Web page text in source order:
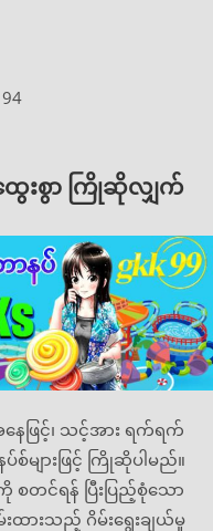
ထွေးစွာ ကြိုဆိုလျှက်
ေဖြင့်၊ သင့်အား ရက်ရက်
စ်များဖြင့် ကြိုဆိုပါမည်။
စတင်ရန် ပြီးပြည့်စုံသော
ထားသည့် ဂိမ်းရွေးချယ်မှု